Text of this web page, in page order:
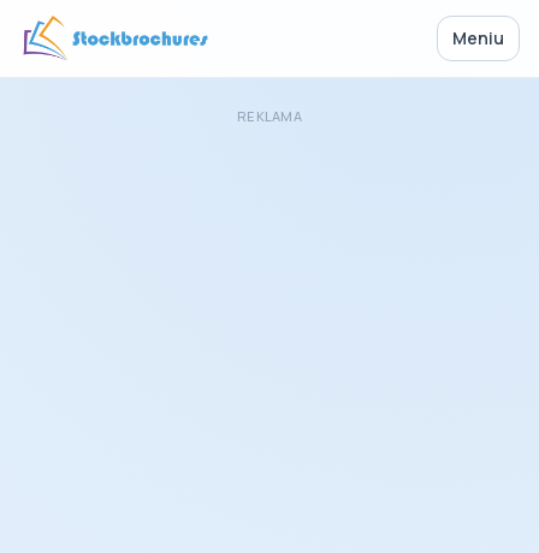
Meniu
REKLAMA